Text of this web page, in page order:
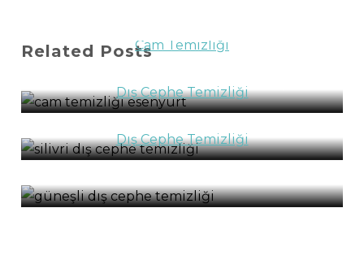
Related PostsCam Temizliği
Dış Cephe Temizliği
Dış Cephe Temizliği